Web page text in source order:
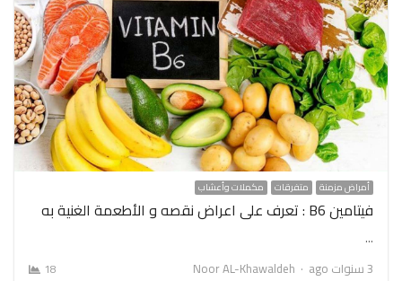
أمراض مزمنة متفرقات مكملات وأعشاب
فيتامين B6 : تعرف على اعراض نقصه و الأطعمة الغنية به
…
3 سنوات ago
Author
Noor AL-Khawaldeh
18